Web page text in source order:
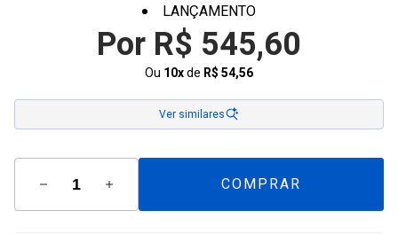
LANÇAMENTO
Por R$ 545,60
Ou 10xde R$ 54,56
Ver similares
COMPRAR